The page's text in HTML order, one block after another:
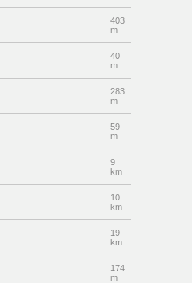
403
m
40
m
283
m
59
m
9
km
10
km
19
km
174
m